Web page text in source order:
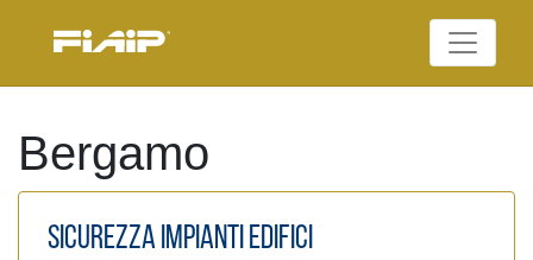
Federazione Italiana
Bergamo
SICUREZZA IMPIANTI EDIFICI